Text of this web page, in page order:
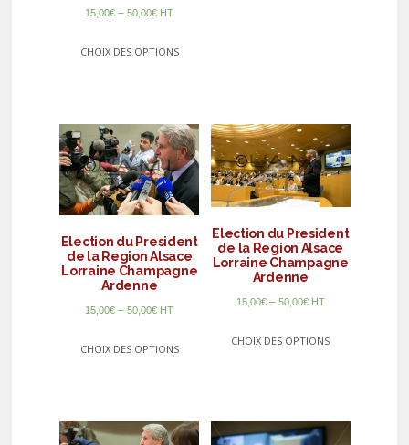
15,00€ –50,00€ HT
CHOIX DES OPTIONS
Election du President
de la Region Alsace
Lorraine Champagne
Ardenne
15,00€ –50,00€ HT
CHOIX DES OPTIONS
Election du President
de la Region Alsace
Lorraine Champagne
Ardenne
15,00€– 50,00€ HT
CHOIX DES OPTIONS